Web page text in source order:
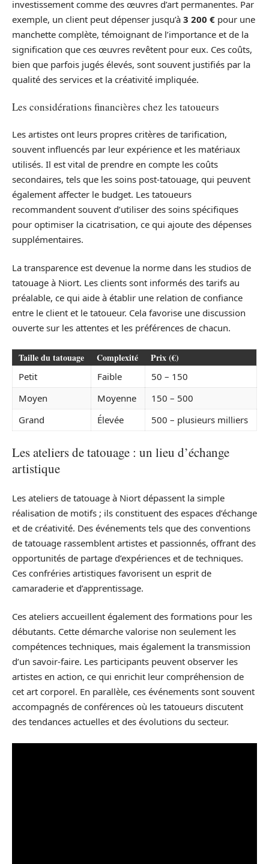
investissement comme des œuvres d’art permanentes. Par
exemple, un client peut dépenser jusqu’à 3 200 € pour une
manchette complète, témoignant de l’importance et de la
signification que ces œuvres revêtent pour eux. Ces coûts,
bien que parfois jugés élevés, sont souvent justifiés par la
qualité des services et la créativité impliquée.
Les considérations financières chez les tatoueurs
Les artistes ont leurs propres critères de tarification,
souvent influencés par leur expérience et les matériaux
utilisés. Il est vital de prendre en compte les coûts
secondaires, tels que les soins post-tatouage, qui peuvent
également affecter le budget. Les tatoueurs
recommandent souvent d’utiliser des soins spécifiques
pour optimiser la cicatrisation, ce qui ajoute des dépenses
supplémentaires.
La transparence est devenue la norme dans les studios de
tatouage à Niort. Les clients sont informés des tarifs au
préalable, ce qui aide à établir une relation de confiance
entre le client et le tatoueur. Cela favorise une discussion
ouverte sur les attentes et les préférences de chacun.
Taille du tatouage Complexité Prix (€)
Petit Faible
50 – 150
Moyen
Moyenne
150 – 500
Grand
Élevée 500 – plusieurs milliers
Les ateliers de tatouage : un lieu d’échange
artistique
Les ateliers de tatouage à Niort dépassent la simple
réalisation de motifs ; ils constituent des espaces d’échange
et de créativité. Des événements tels que des conventions
de tatouage rassemblent artistes et passionnés, offrant des
opportunités de partage d’expériences et de techniques.
Ces confréries artistiques favorisent un esprit de
camaraderie et d’apprentissage.
Ces ateliers accueillent également des formations pour les
débutants. Cette démarche valorise non seulement les
compétences techniques, mais également la transmission
d’un savoir-faire. Les participants peuvent observer les
artistes en action, ce qui enrichit leur compréhension de
cet art corporel. En parallèle, ces événements sont souvent
accompagnés de conférences où les tatoueurs discutent
des tendances actuelles et des évolutions du secteur.